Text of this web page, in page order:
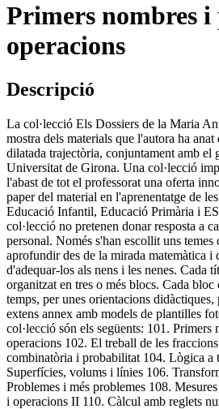
Primers nombres i
operacions
Descripció
La col·lecció Els Dossiers de la Maria
mostra dels materials que l'autora ha
dilatada trajectòria, conjuntament amb
Universitat de Girona. Una col·lecció
l'abast de tot el professorat una oferta
paper del material en l'aprenentatge de
Educació Infantil, Educació Primària i
col·lecció no pretenen donar resposta a
personal. Només s'han escollit uns temes
aprofundir des de la mirada matemàtica i
d'adequar-los als nens i les nenes. Cada
organitzat en tres o més blocs. Cada
temps, per unes orientacions
extens annex amb models de plantilles
col·lecció són els següents: 101. Primers
operacions 102. El treball de les
combinatòria i probabilitat 104. Lògica a
Superfícies, volums i línies 106.
Problemes i més problemes 108.
i operacions II 110. Càlcul amb reglets